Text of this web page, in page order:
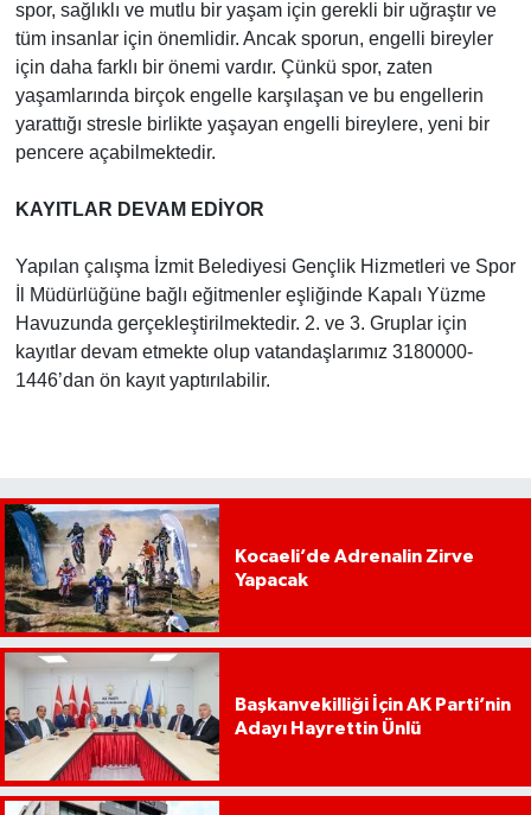
spor, sağlıklı ve mutlu bir yaşam için gerekli bir uğraştır ve
tüm insanlar için önemlidir. Ancak sporun, engelli bireyler
için daha farklı bir önemi vardır. Çünkü spor, zaten
yaşamlarında birçok engelle karşılaşan ve bu engellerin
yarattığı stresle birlikte yaşayan engelli bireylere, yeni bir
pencere açabilmektedir.
KAYITLAR DEVAM EDİYOR
Yapılan çalışma İzmit Belediyesi Gençlik Hizmetleri ve Spor
İl Müdürlüğüne bağlı eğitmenler eşliğinde Kapalı Yüzme
Havuzunda gerçekleştirilmektedir. 2. ve 3. Gruplar için
kayıtlar devam etmekte olup vatandaşlarımız 3180000-
1446’dan ön kayıt yaptırılabilir.
Kocaeli’de Adrenalin Zirve
Yapacak
Başkanvekilliği İçin AK Parti’nin
Adayı Hayrettin Ünlü